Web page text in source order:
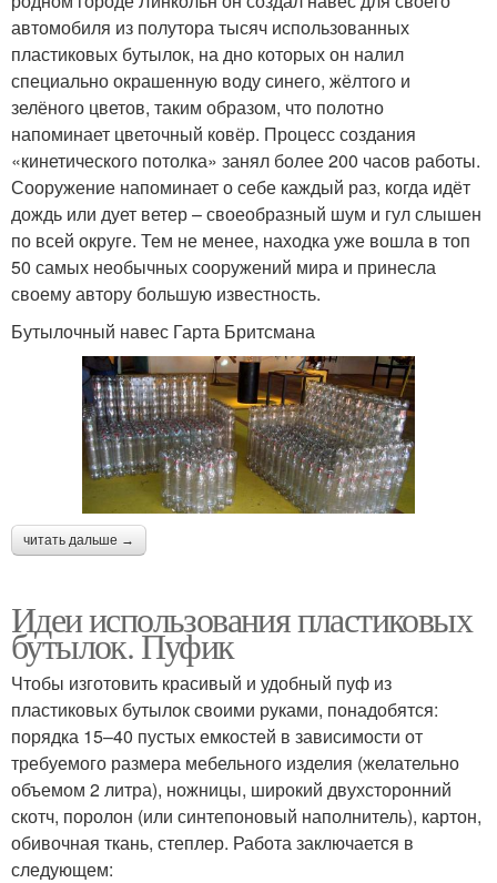
автомобиля из полутора тысяч использованных
пластиковых бутылок, на дно которых он налил
специально окрашенную воду синего, жёлтого и
зелёного цветов, таким образом, что полотно
напоминает цветочный ковёр. Процесс создания
«кинетического потолка» занял более 200 часов работы.
Сооружение напоминает о себе каждый раз, когда идёт
дождь или дует ветер – своеобразный шум и гул слышен
по всей округе. Тем не менее, находка уже вошла в топ
50 самых необычных сооружений мира и принесла
своему автору большую известность.
Бутылочный навес Гарта Бритсмана
читать дальше →
Идеи использования пластиковых
бутылок. Пуфик
Чтобы изготовить красивый и удобный пуф из
пластиковых бутылок своими руками, понадобятся:
порядка 15–40 пустых емкостей в зависимости от
требуемого размера мебельного изделия (желательно
объемом 2 литра), ножницы, широкий двухсторонний
скотч, поролон (или синтепоновый наполнитель), картон,
обивочная ткань, степлер. Работа заключается в
следующем: